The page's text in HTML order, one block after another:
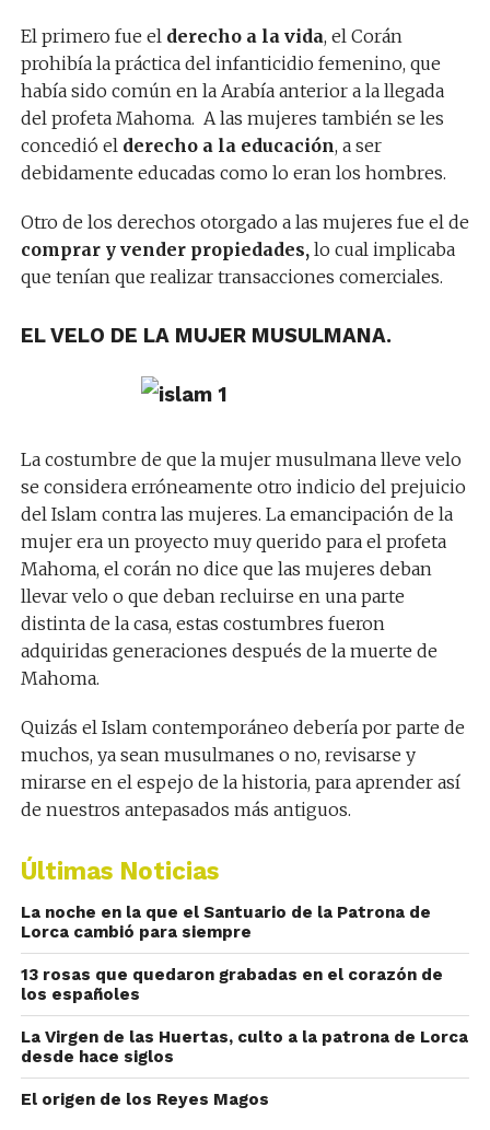
El primero fue el derecho a la vida, el Corán
prohibía la práctica del infanticidio femenino, que
había sido común en la Arabía anterior a la llegada
del profeta Mahoma. A las mujeres también se les
concedió el derecho a la educación, a ser
debidamente educadas como lo eran los hombres.
Otro de los derechos otorgado a las mujeres fue el de
comprar y vender propiedades, lo cual implicaba
que tenían que realizar transacciones comerciales.
EL VELO DE LA MUJER MUSULMANA.
La costumbre de que la mujer musulmana lleve velo
se considera erróneamente otro indicio del prejuicio
del Islam contra las mujeres. La emancipación de la
mujer era un proyecto muy querido para el profeta
Mahoma, el corán no dice que las mujeres deban
llevar velo o que deban recluirse en una parte
distinta de la casa, estas costumbres fueron
adquiridas generaciones después de la muerte de
Mahoma.
Quizás el Islam contemporáneo debería por parte de
muchos, ya sean musulmanes o no, revisarse y
mirarse en el espejo de la historia, para aprender así
de nuestros antepasados más antiguos.
Últimas Noticias
La noche en la que el Santuario de la Patrona de
Lorca cambió para siempre
13 rosas que quedaron grabadas en el corazón de
los españoles
La Virgen de las Huertas, culto a la patrona de Lorca
desde hace siglos
El origen de los Reyes Magos